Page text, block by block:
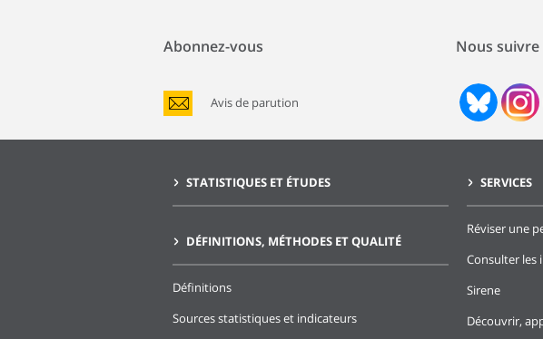
Abonnez-vous
Avis de parution
Nous suivre
STATISTIQUES ET ÉTUDES
DÉFINITIONS, MÉTHODES ET QUALITÉ
Définitions
Sources statistiques et indicateurs
SERVICES
Réviser une
Consulter les
Sirene
Découvrir,